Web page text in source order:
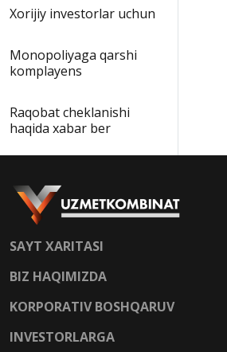
Xorijiy investorlar uchun
Monopoliyaga qarshi
komplayens
Raqobat cheklanishi
haqida xabar ber
SAYT XARITASI
BIZ HAQIMIZDA
KORPORATIV BOSHQARUV
INVESTORLARGA